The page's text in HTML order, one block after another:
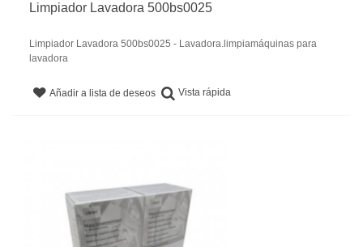
Limpiador Lavadora 500bs0025
Limpiador Lavadora 500bs0025 - Lavadora.limpiamáquinas para
lavadora
Añadir a lista de deseos Vista rápida